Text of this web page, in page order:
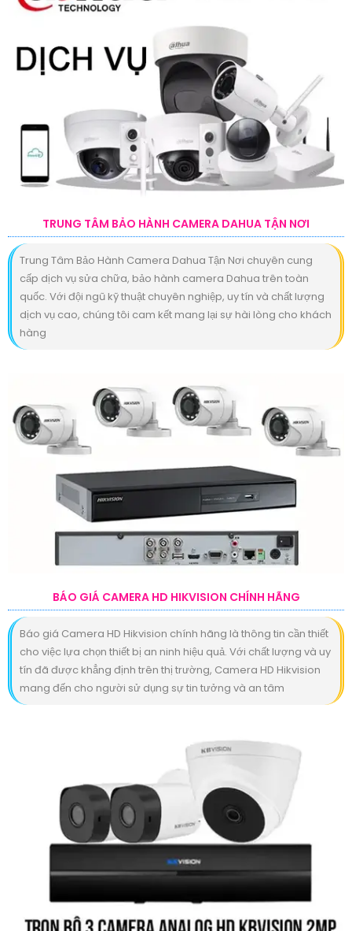
TRUNG TÂM BẢO HÀNH CAMERA DAHUA TẬN NƠI
Trung Tâm Bảo Hành Camera Dahua Tận Nơi chuyên cung
cấp dịch vụ sửa chữa, bảo hành camera Dahua trên toàn
quốc. Với đội ngũ kỹ thuật chuyên nghiệp, uy tín và chất lượng
dịch vụ cao, chúng tôi cam kết mang lại sự hài lòng cho khách
hàng
BÁO GIÁ CAMERA HD HIKVISION CHÍNH HÃNG
Báo giá Camera HD Hikvision chính hãng là thông tin cần thiết
cho việc lựa chọn thiết bị an ninh hiệu quả. Với chất lượng và uy
tín đã được khẳng định trên thị trường, Camera HD Hikvision
mang đến cho người sử dụng sự tin tưởng và an tâm